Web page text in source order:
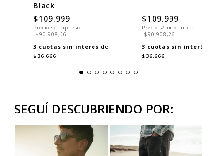
Black
$109.999
Precio s/ imp. nac.:
$90.908,26
3 cuotas sin interés de
$36.666
$109.999
Precio s/ imp. nac.:
$90.908,26
3 cuotas sin interés
$36.666
SEGUÍ DESCUBRIENDO POR: